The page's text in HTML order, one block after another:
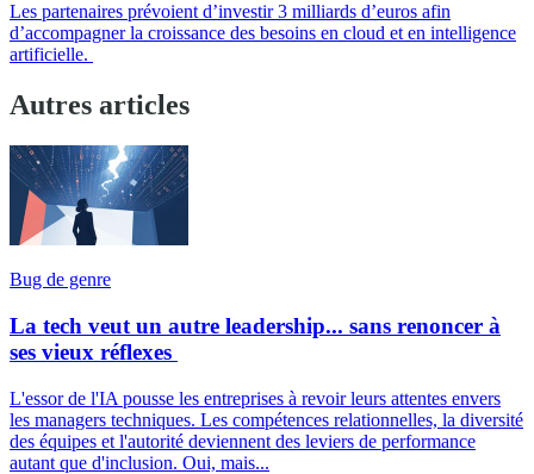
Les partenaires prévoient d’investir 3 milliards d’euros afin
d’accompagner la croissance des besoins en cloud et en intelligence
artificielle.
Autres articles
Bug de genre
La tech veut un autre leadership... sans renoncer à
ses vieux réflexes
L'essor de l'IA pousse les entreprises à revoir leurs attentes envers
les managers techniques. Les compétences relationnelles, la diversité
des équipes et l'autorité deviennent des leviers de performance
autant que d'inclusion. Oui, mais...